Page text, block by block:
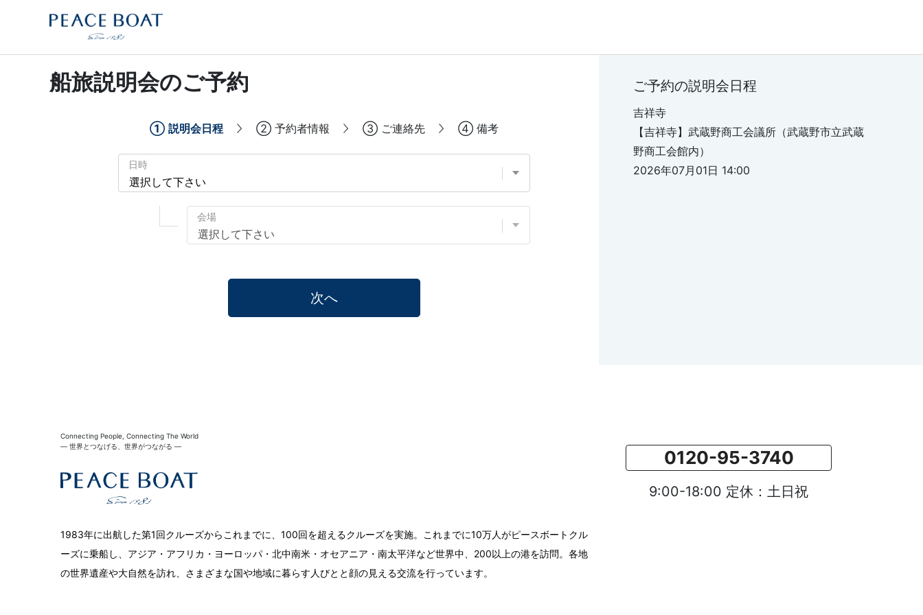
船旅説明会のご予約 ご予約の説明会日程
吉祥寺
【吉祥寺】武蔵野商工会議所（武蔵野市立武蔵
野商工会館内）
2026年07月01日 14:00
① 説明会日程 ② 予約者情報 ③ ご連絡先 ④ 備考
日時
会場
次へ
0120-95-3740
9:00-18:00 定休：土日祝
Connecting People, Connecting The World
― 世界とつなげる、世界がつながる ―
1983年に出航した第1回クルーズからこれまでに、100回を超えるクルーズを実施。これまでに10万人がピースボートクル
ーズに乗船し、アジア・アフリカ・ヨーロッパ・北中南米・オセアニア・南太平洋など世界中、200以上の港を訪問。各地
の世界遺産や大自然を訪れ、さまざまな国や地域に暮らす人びとと顔の見える交流を行っています。